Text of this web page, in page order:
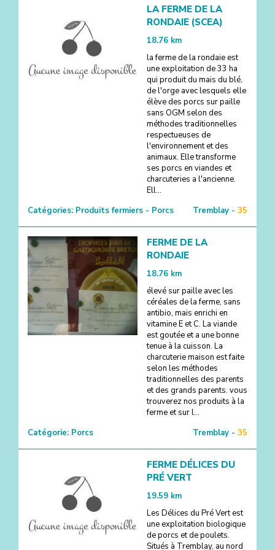
LA FERME DE LA
RONDAIE (SCEA)
18.76 km
la ferme de la rondaie est
une exploitation de 33 ha
qui produit du mais du blé,
de l'orge avec lesquels elle
élève des porcs sur paille
sans OGM selon des
méthodes traditionnelles
respectueuses de
l'environnement et des
animaux. Elle transforme
ses porcs en viandes et
charcuteries a l'ancienne.
Ell...
Catégories: Produits fermiers - Porcs Tremblay - 35
FERME DE LA
RONDAIE
18.76 km
élevé sur paille avec les
céréales de la ferme, sans
antibio, mais enrichi en
vitamine E et C. La viande
est goutée et a une bonne
tenue à la cuisson. La
charcuterie maison est faite
selon les méthodes
traditionnelles des parents
et des grands parents. vous
trouverez nos produits à la
ferme et sur l...
Catégorie: Porcs Tremblay - 35
FERME DÉLICES DU
PRÉ VERT
19.59 km
Les Délices du Pré Vert est
une exploitation biologique
de porcs et de poulets. ​
Situés à Tremblay, au nord